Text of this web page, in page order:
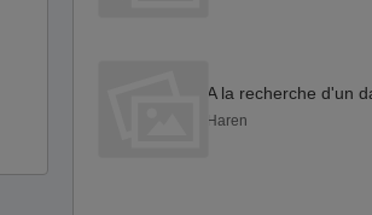
Haren